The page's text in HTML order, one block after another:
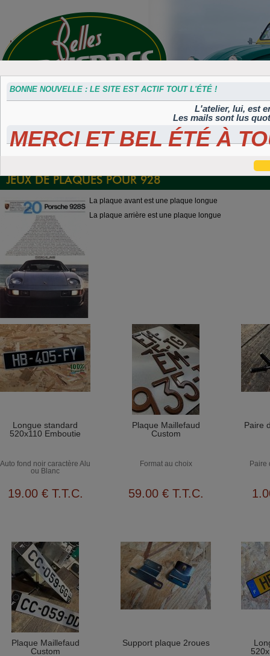
Accessoires
divers
Plaques 3D
Maillefaud et
Plaques
immatriculation
Plaques
autocollantes et
Plaques
peintes
BONNE NOUVELLE : LE SITE EST ACTIF TOUT L'ÉTÉ !
L'atelier, lui, est
Les mails sont lus
MERCI ET BEL ÉTÉ À
JEUX DE PLAQUES POUR 928
La plaque avant est une plaque longue
La plaque arrière est une plaque longue
Longue standard
520x110 Emboutie
Auto fond noir caractère Alu
ou Blanc
19.00 € T.T.C.
Plaque Maillefaud
Custom
Format au choix
59.00 € T.T.C.
Paire
Paire
1
Plaque Maillefaud
Custom
Support plaque 2roues